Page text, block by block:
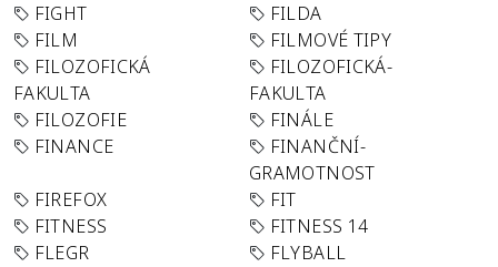
FIGHT
FILDA
FILM
FILMOVÉ TIPY
FILOZOFICKÁ
FAKULTA
FILOZOFICKÁ-
FAKULTA
FILOZOFIE
FINÁLE
FINANCE
FINANČNÍ-
GRAMOTNOST
FIREFOX
FIT
FITNESS
FITNESS 14
FLEGR
FLYBALL